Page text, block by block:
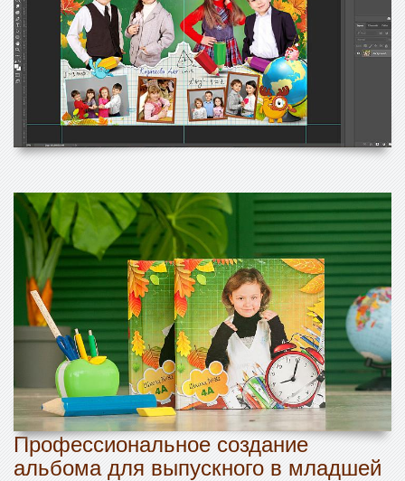
Профессиональное создание
альбома для выпускного в младшей